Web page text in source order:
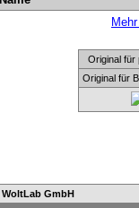
Original für
Original für
WoltLab GmbH